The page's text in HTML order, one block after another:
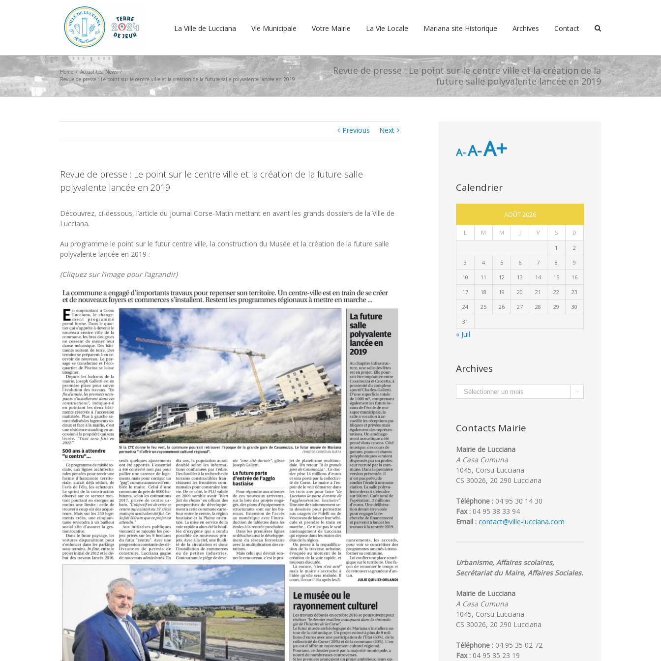
La Ville de Lucciana Vie Municipale Votre Mairie La Vie Locale Mariana site Historique Archives Contact
Revue de presse : Le point sur le centre ville et la création de la
future salle polyvalente lancée en 2019
Home / Actualités, News /
Revue de presse : Le point sur le centre ville et la création de la future salle polyvalente lancée en 2019
Previous Next
Revue de presse : Le point sur le centre ville et la création de la future salle
polyvalente lancée en 2019
Découvrez, ci-dessous, l’article du journal Corse-Matin mettant en avant les grands dossiers de la Ville de
Lucciana.
Au programme le point sur le futur centre ville, la construction du Musée et la création de la future salle
polyvalente lancée en 2019 :
(Cliquez sur l’image pour l’agrandir)
A-A-A+
Calendrier
AOÛT 2026
L M M J V S D
1
2
3
4 5 6 7 8
9
10
11 12 13 14 15
16
17
18 19 20 21 22
23
24
25 26 27 28 29
30
31
« Juil
Archives
Archives 
Contacts Mairie
Mairie de Lucciana
A Casa Cumuna
1045, Corsu Lucciana
CS 30026, 20 290 Lucciana
Téléphone : 04 95 30 14 30
Fax : 04 95 38 33 94
Email : contact@ville-lucciana.com
Urbanisme, Affaires scolaires,
Secrétariat du Maire, Affaires Sociales.
Mairie de Lucciana
A Casa Cumuna
1045, Corsu Lucciana
CS 30026, 20 290 Lucciana
Téléphone : 04 95 35 02 72
Fax : 04 95 35 23 19